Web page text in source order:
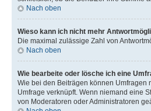
Nach oben
Wieso kann ich nicht mehr
Die maximal zulässige Zahl von
Nach oben
Wie bearbeite oder lösche ich eine
Wie bei den Beiträgen können Umfragen
Umfrage verknüpft. Wenn niemand eine
von Moderatoren oder Administratoren